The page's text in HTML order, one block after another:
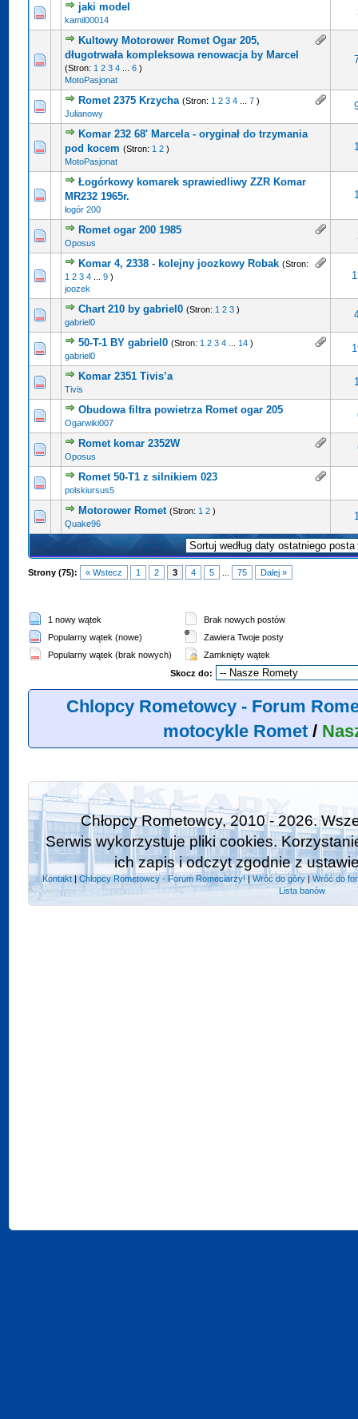
jaki model
kamil00014
Kultowy Motorower Romet Ogar 205,
długotrwała kompleksowa renowacja by Marcel
(Stron: 1 2 3 4 ...6 )
MotoPasjonat
Romet 2375 Krzycha (Stron: 1 2 3 4 ...7 )
Julianowy
Komar 232 68' Marcela - oryginał do trzymania
pod kocem (Stron: 1 2 )
MotoPasjonat
Łogórkowy komarek sprawiedliwy ZZR Komar
MR232 1965r.
łogór 200
Romet ogar 200 1985
Oposus
Komar 4, 2338 - kolejny joozkowy Robak (Stron:
1 2 3 4 ...9 )
joozek
Chart 210 by gabriel0 (Stron: 1 2 3 )
gabriel0
50-T-1 BY gabriel0 (Stron: 1 2 3 4 14 )
gabriel0
Komar 2351 Tivis’a
Tivis
Obudowa filtra powietrza Romet ogar 205
Ogarwiki007
Romet komar 2352W
Oposus
Romet 50-T1 z silnikiem 023
polskiursus5
Motorower Romet (Stron: 1 2 )
Quake96
Strony (75): « Wstecz 1 2 3 4 5 75 Dalej »
1 nowy wątek
Popularny wątek (nowe)
Popularny wątek (brak nowych)
Brak nowych postów
Zawiera Twoje posty
Zamknięty wątek
Skocz do:
Chlopcy Rometowcy - Forum
motocykle Romet /
Chłopcy Rometowcy, 2010 - 2026.
Serwis wykorzystuje pliki cookies.
ich zapis i odczyt zgodnie z
Kontakt| Chlopcy Rometowcy - Forum Romeciarzy! |Wróć do góry| Wróć do
Lista banów